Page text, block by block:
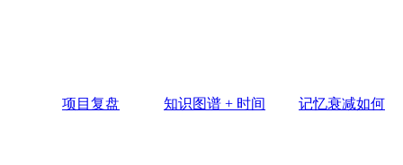
项目复盘 知识图谱 + 时间 记忆衰减如何